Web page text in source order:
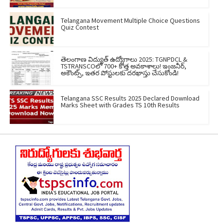
Telangana Movement Multiple Choice Questions
Quiz Contest
తెలంగాణ విద్యుత్ ఉద్యోగాలు 2025: TGNPDCL &
TSTRANSCOలో 700+ కొత్త అవకాశాలు! ఇంజనీర్,
అకౌంట్స్, ఇతర పోస్టులకు దరఖాస్తు చేసుకోండి!
Telangana SSC Results 2025 Declared Download
Marks Sheet with Grades TS 10th Results